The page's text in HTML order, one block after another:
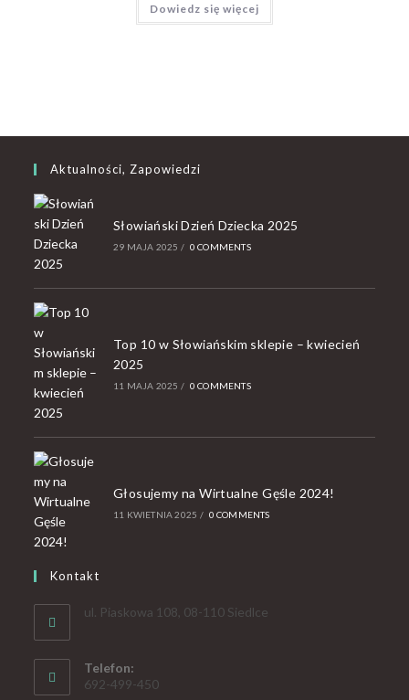
Dowiedz się więcej
Aktualności, Zapowiedzi
Słowiański Dzień Dziecka 2025
29 MAJA 2025 / 0 COMMENTS
Top 10 w Słowiańskim sklepie – kwiecień
2025
11 MAJA 2025 / 0 COMMENTS
Głosujemy na Wirtualne Gęśle 2024!
11 KWIETNIA 2025 / 0 COMMENTS
Kontakt
ul. Piaskowa 108, 08-110 Siedlce
Telefon:
692-499-450